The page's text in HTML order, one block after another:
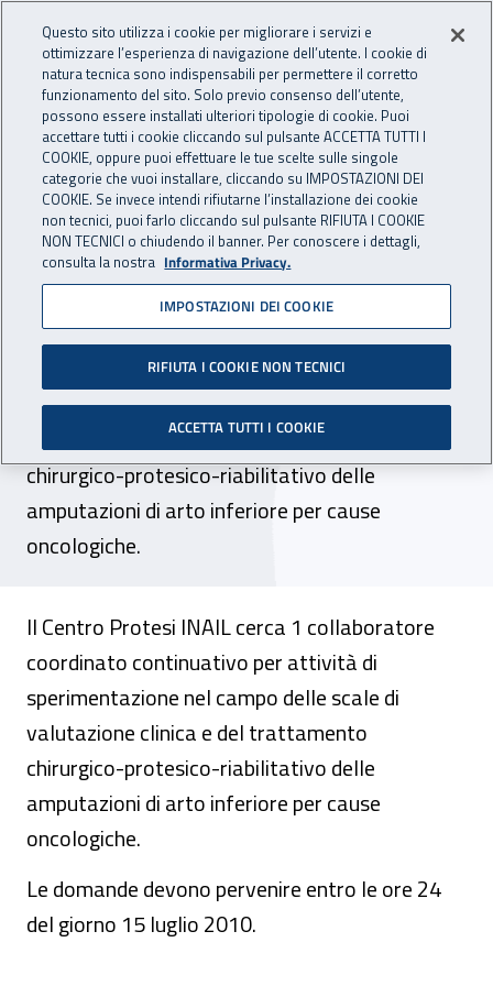
INAIL - Istituto Nazionale
Apri cerca
Navigazione principale
Navigazione - Ti trovi in:
Home Inail comunica Avvisi
Il Centro Protesi INAIL cerca
1 collaboratore
Il Centro Protesi INAIL cerca 1 collaboratore
coordinato continuativo per attività di
sperimentazione nel campo delle scale di
valutazione clinica e del trattamento
chirurgico-protesico-riabilitativo delle
amputazioni di arto inferiore per cause
oncologiche.
Il Centro Protesi INAIL cerca 1 collaboratore
coordinato continuativo per attività di
sperimentazione nel campo delle scale di
valutazione clinica e del trattamento
chirurgico-protesico-riabilitativo delle
amputazioni di arto inferiore per cause
oncologiche.
Le domande devono pervenire entro le ore 24
del giorno 15 luglio 2010.
Questo sito utilizza i cookie per migliorare i servizi e
ottimizzare l’esperienza di navigazione dell’utente. I cookie di
natura tecnica sono indispensabili per permettere il corretto
funzionamento del sito. Solo previo consenso dell’utente,
possono essere installati ulteriori tipologie di cookie. Puoi
accettare tutti i cookie cliccando sul pulsante ACCETTA TUTTI I
COOKIE, oppure puoi effettuare le tue scelte sulle singole
categorie che vuoi installare, cliccando su IMPOSTAZIONI DEI
COOKIE. Se invece intendi rifiutarne l’installazione dei cookie
non tecnici, puoi farlo cliccando sul pulsante RIFIUTA I COOKIE
NON TECNICI o chiudendo il banner. Per conoscere i dettagli,
consulta la nostra Informativa Privacy.
IMPOSTAZIONI DEI COOKIE
RIFIUTA I COOKIE NON TECNICI
ACCETTA TUTTI I COOKIE